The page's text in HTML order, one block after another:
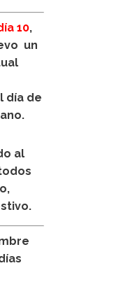
10,
un
día de
al